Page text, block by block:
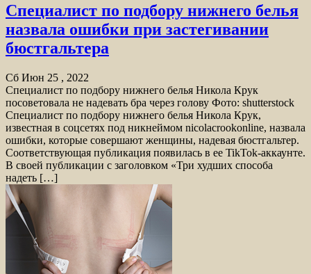
Специалист по подбору нижнего белья
назвала ошибки при застегивании
бюстгальтера
Сб Июн 25 , 2022
Специалист по подбору нижнего белья Никола Крук
посоветовала не надевать бра через голову Фото: shutterstock
Специалист по подбору нижнего белья Никола Крук,
известная в соцсетях под никнеймом nicolacrookonline, назвала
ошибки, которые совершают женщины, надевая бюстгальтер.
Соответствующая публикация появилась в ее TikTok-аккаунте.
В своей публикации с заголовком «Три худших способа
надеть […]